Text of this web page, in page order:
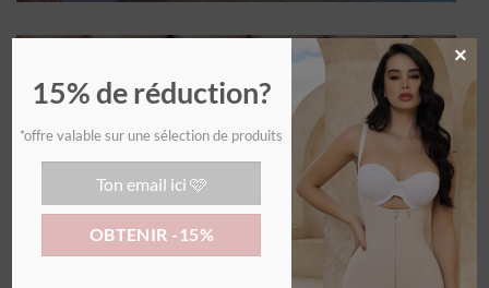
15% de réduction?
*offre valable sur une sélection de produits
×